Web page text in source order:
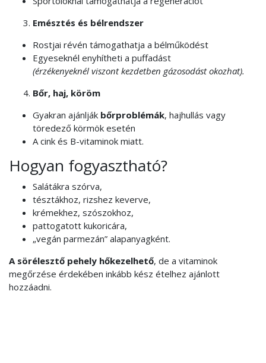
Emésztés és bélrendszer
Rostjai révén támogathatja a bélműködést
Egyeseknél enyhítheti a puffadást
(érzékenyeknél viszont kezdetben gázosodást okozhat).
Bőr, haj, köröm
Gyakran ajánlják bőrproblémák, hajhullás vagy
töredező körmök esetén
A cink és B-vitaminok miatt.
Hogyan fogyasztható?
Salátákra szórva,
tésztákhoz, rizshez keverve,
krémekhez, szószokhoz,
pattogatott kukoricára,
„vegán parmezán” alapanyagként.
A sörélesztő pehely hőkezelhető, de a vitaminok
megőrzése érdekében inkább kész ételhez ajánlott
hozzáadni.